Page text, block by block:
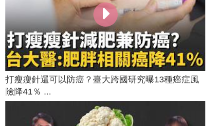
打瘦瘦針還可以防癌？臺大跨國研究曝13種癌症風
險降41％ ...